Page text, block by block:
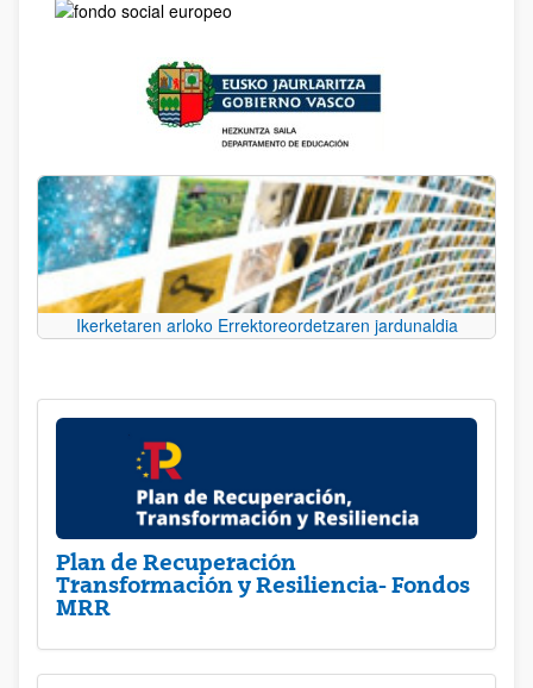
Ikerketaren arloko Errektoreordetzaren jardunaldia
Plan de Recuperación
Transformación y Resiliencia- Fondos
MRR